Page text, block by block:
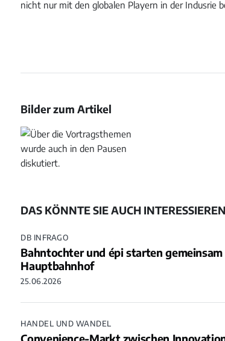
nicht nur mit den globalen Playern in der Indusrie
Bilder zum Artikel
Bild
öffnen
öffnen
DAS KÖNNTE SIE AUCH INTERESSIEREN
DB INFRAGO
Bahntochter und épi starten gemeinsam
Hauptbahnhof
25.06.2026
HANDEL UND WANDEL